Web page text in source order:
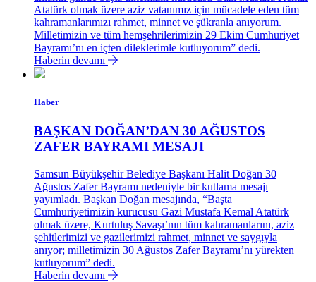
Atatürk olmak üzere aziz vatanımız için mücadele eden tüm
kahramanlarımızı rahmet, minnet ve şükranla anıyorum.
Milletimizin ve tüm hemşehrilerimizin 29 Ekim Cumhuriyet
Bayramı’nı en içten dileklerimle kutluyorum” dedi.
Haberin devamı
Haber
BAŞKAN DOĞAN’DAN 30 AĞUSTOS
ZAFER BAYRAMI MESAJI
Samsun Büyükşehir Belediye Başkanı Halit Doğan 30
Ağustos Zafer Bayramı nedeniyle bir kutlama mesajı
yayımladı. Başkan Doğan mesajında, “Başta
Cumhuriyetimizin kurucusu Gazi Mustafa Kemal Atatürk
olmak üzere, Kurtuluş Savaşı’nın tüm kahramanlarını, aziz
şehitlerimizi ve gazilerimizi rahmet, minnet ve saygıyla
anıyor; milletimizin 30 Ağustos Zafer Bayramı’nı yürekten
kutluyorum” dedi.
Haberin devamı